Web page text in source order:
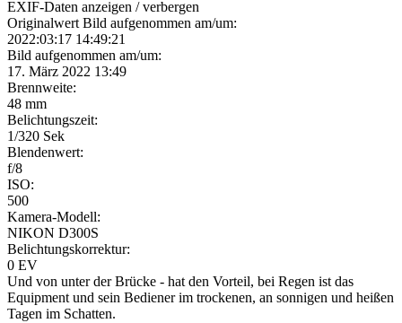
EXIF-Daten anzeigen / verbergen
Originalwert Bild aufgenommen am/um:
2022:03:17 14:49:21
Bild aufgenommen am/um:
17. März 2022 13:49
Brennweite:
48 mm
Belichtungszeit:
1/320 Sek
Blendenwert:
f/8
ISO:
500
Kamera-Modell:
NIKON D300S
Belichtungskorrektur:
0 EV
Und von unter der Brücke - hat den Vorteil, bei Regen ist das
Equipment und sein Bediener im trockenen, an sonnigen und heißen
Tagen im Schatten.